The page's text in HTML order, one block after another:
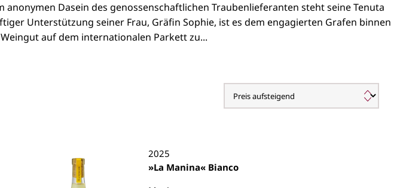
Dasein des genossenschaftlichen Traubenlieferanten steht seine Tenuta
Unterstützung seiner Frau, Gräfin Sophie, ist es dem engagierten Grafen binnen
auf dem internationalen Parkett zu...
2025
»La Manina« Bianco